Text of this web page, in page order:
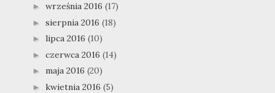
► września 2016 (17)
► sierpnia 2016 (18)
► lipca 2016 (10)
► czerwca 2016 (14)
► maja 2016 (20)
► kwietnia 2016 (5)